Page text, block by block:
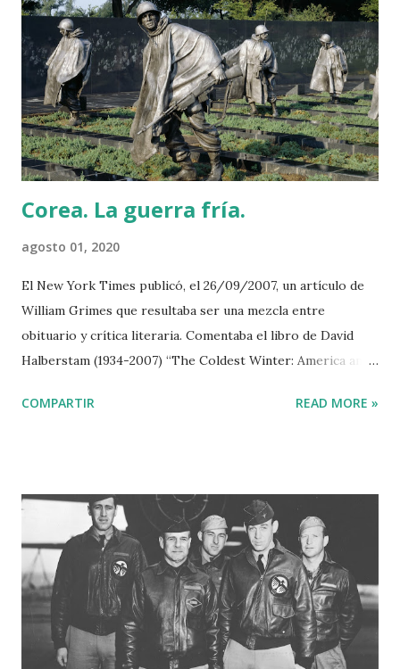
que había sido anexionada por Japón en 1905, fue, después
de la Segunda Guerra mundial, dividida entre soviéticos y
norteamericanos (paralelo 38º). Corea del Sur dependía del
control estadounidense ejercido desde el Japón ocupado y
gobernado por Douglas MacArthur como procónsul de
USA. Kim Il-Sung, el dirigente norcoreano, aparente
protagonista de la guerra, era un ferviente comunista...
Corea. La guerra fría.
agosto 01, 2020
El New York Times publicó, el 26/09/2007, un artículo de
William Grimes que resultaba ser una mezcla entre
obituario y crítica literaria. Comentaba el libro de David
Halberstam (1934-2007) “The Coldest Winter: America and
Comienza diciendo que (la guerra de Corea) fue “un
crónica de la peripecia bélica. Pero sobre todo es, además,
una puesta en escena de la situación política de Estados
Unidos en el segundo mandato de Truman (1949-1952) y del
origen de las posiciones norteamericanas durante la guerra
fría. David Halberstam utiliza su capacidad de análisis, que le
proporcionó el premio Pulitzer en 1964 por sus reportajes
de Vietnam. Sus críticas del régimen de Ngô Dinh Diem
COMPARTIR READ MORE »